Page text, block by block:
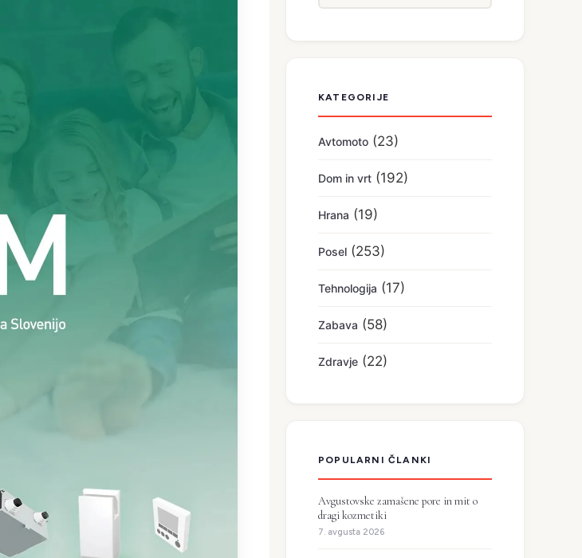
KATEGORIJE
Avtomoto (23)
Dom in vrt (192)
Hrana (19)
Posel (253)
Tehnologija (17)
Zabava (58)
Zdravje (22)
POPULARNI ČLANKI
Avgustovske zamašene pore in mit o
dragi kozmetiki
7. avgusta 2026